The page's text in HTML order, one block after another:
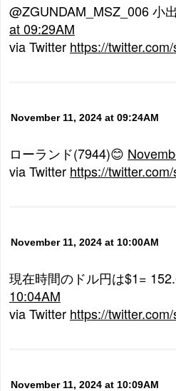
@ZGUNDAM_MSZ_006 小
at 09:29AM
via Twitter https://
November 11, 2024 at 09:24AM
ローランド(7944)😊
via Twitter https://
November 11, 2024 at 10:00AM
現在時間のドル円は$1=
10:04AM
via Twitter https://
November 11, 2024 at 10:09AM